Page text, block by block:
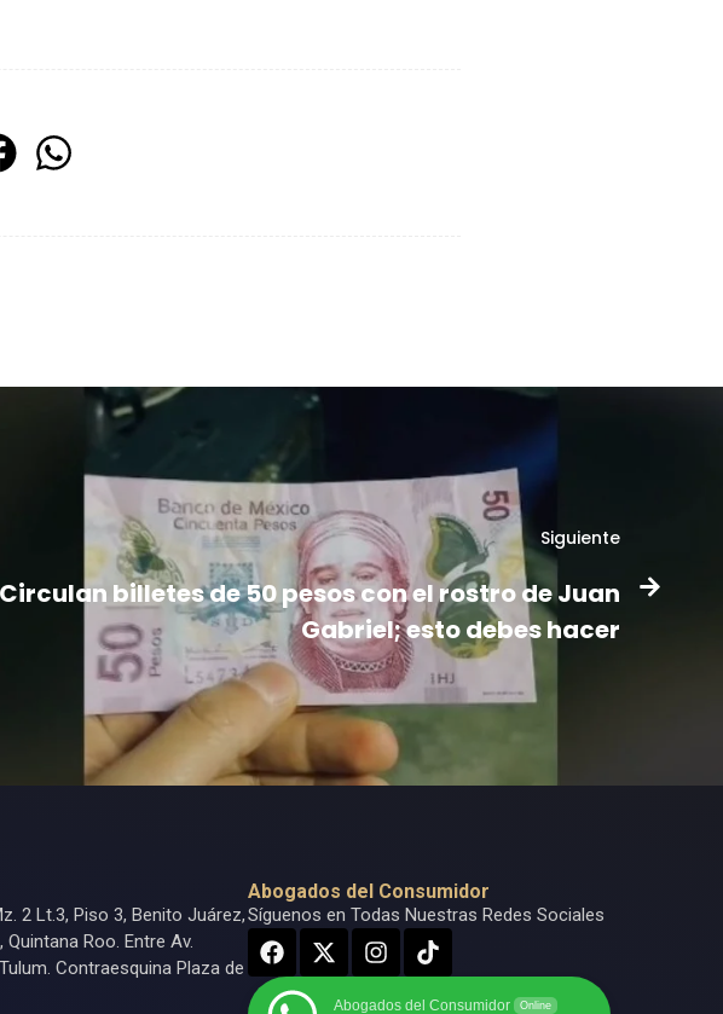
Siguiente
Circulan billetes de 50 pesos con el rostro de Juan
Gabriel; esto debes hacer
2 Lt.3, Piso 3, Benito Juárez,
Quintana Roo. Entre Av.
Contraesquina Plaza de
Abogados del Consumidor
Síguenos en Todas Nuestras Redes Sociales
Abogados del Consumidor Online